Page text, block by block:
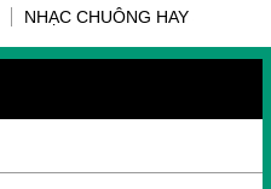
NHẠC CHUÔNG HAY